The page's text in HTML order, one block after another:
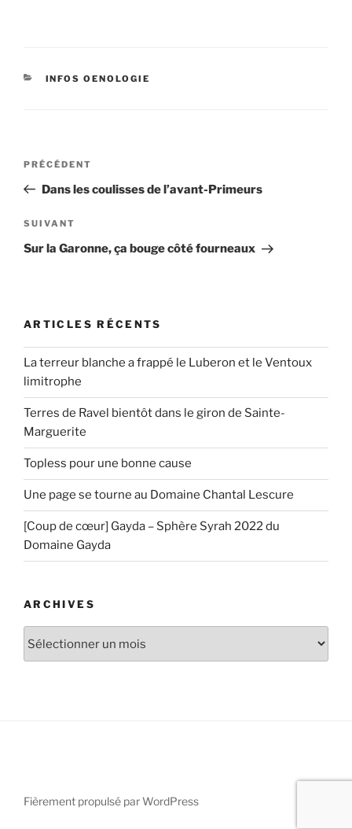
CATÉGORIES
INFOS OENOLOGIE
Navigation
l’article
Article
précédent
PRÉCÉDENT
Dans les coulisses de l’avant-Primeurs
Article
suivant
SUIVANT
Sur la Garonne, ça bouge côté fourneaux
ARTICLES RÉCENTS
La terreur blanche a frappé le Luberon et le Ventoux
limitrophe
Terres de Ravel bientôt dans le giron de Sainte-
Marguerite
Topless pour une bonne cause
Une page se tourne au Domaine Chantal Lescure
[Coup de cœur] Gayda – Sphère Syrah 2022 du
Domaine Gayda
ARCHIVES
Fièrement propulsé par WordPress